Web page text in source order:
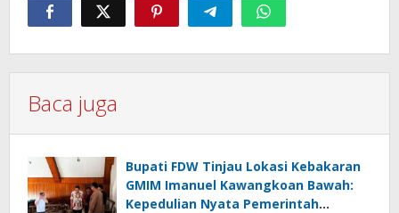
Baca juga
Bupati FDW Tinjau Lokasi Kebakaran
GMIM Imanuel Kawangkoan Bawah:
Kepedulian Nyata Pemerintah